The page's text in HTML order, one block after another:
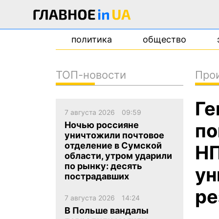
политика общество
ТОП-новости
7 августа 2026 09:59
Ночью россияне
уничтожили почтовое
отделение в Сумской
области, утром ударили
по рынку: десять
пострадавших
7 августа 2026 14:24
В Польше вандалы